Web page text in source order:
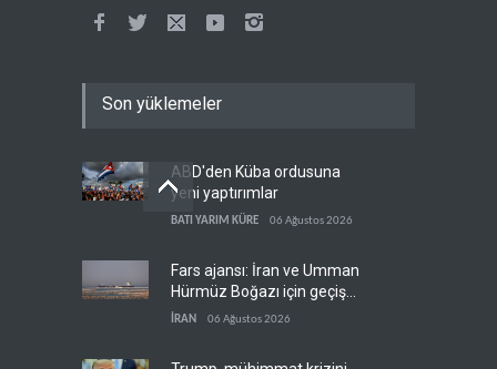
Son yüklemeler
ABD'den Küba ordusuna
yeni yaptırımlar
BATI YARIM KÜRE 06 Ağustos 2026
Fars ajansı: İran ve Umman
Hürmüz Boğazı için geçiş
koridorlarında anlaştı
İRAN 06 Ağustos 2026